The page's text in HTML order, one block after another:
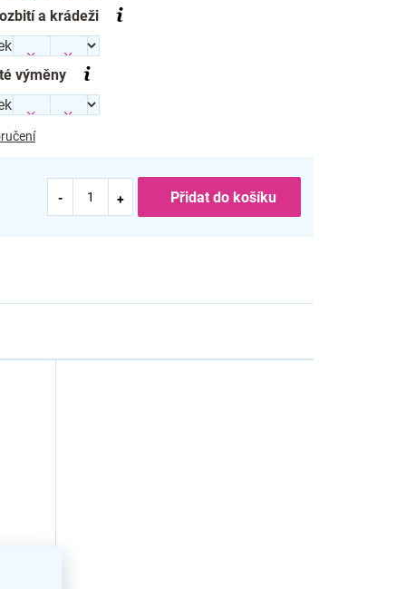
a krádeži
výměny
Přidat do košíku